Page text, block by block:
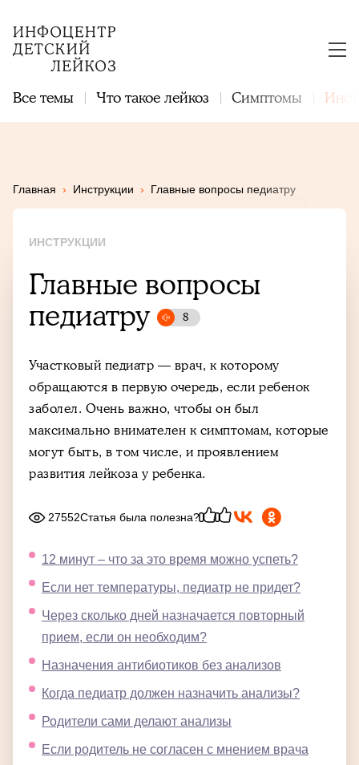
Все темы Что такое лейкоз Симптомы
Главная › Инструкции › Главные вопросы педиатру
ИНСТРУКЦИИ
Главные вопросы
педиатру
Участковый педиатр — врач, к которому
обращаются в первую очередь, если ребенок
заболел. Очень важно, чтобы он был
максимально внимателен к симптомам, которые
могут быть, в том числе, и проявлением
развития лейкоза у ребенка.
27552Статья была полезна?
12 минут – что за это время можно успеть?
Если нет температуры, педиатр не придет?
Через сколько дней назначается повторный
прием, если он необходим?
Назначения антибиотиков без анализов
Когда педиатр должен назначить анализы?
Родители сами делают анализы
Если родитель не согласен с мнением врача